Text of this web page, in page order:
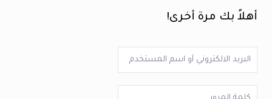
أهلاً بك مرة أخرى!